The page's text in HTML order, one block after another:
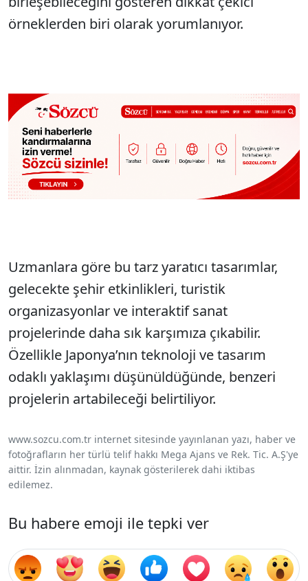
örneklerden biri olarak yorumlanıyor.
Uzmanlara göre bu tarz yaratıcı tasarımlar,
gelecekte şehir etkinlikleri, turistik
organizasyonlar ve interaktif sanat
projelerinde daha sık karşımıza çıkabilir.
Özellikle Japonya’nın teknoloji ve tasarım
odaklı yaklaşımı düşünüldüğünde, benzeri
projelerin artabileceği belirtiliyor.
www.sozcu.com.tr internet sitesinde yayınlanan yazı, haber ve
fotoğrafların her türlü telif hakkı Mega Ajans ve Rek. Tic. A.Ş'ye
aittir. İzin alınmadan, kaynak gösterilerek dahi iktibas
edilemez.
Bu habere emoji ile tepki ver